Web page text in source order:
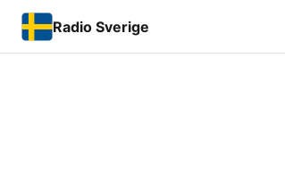
Radio Sverige